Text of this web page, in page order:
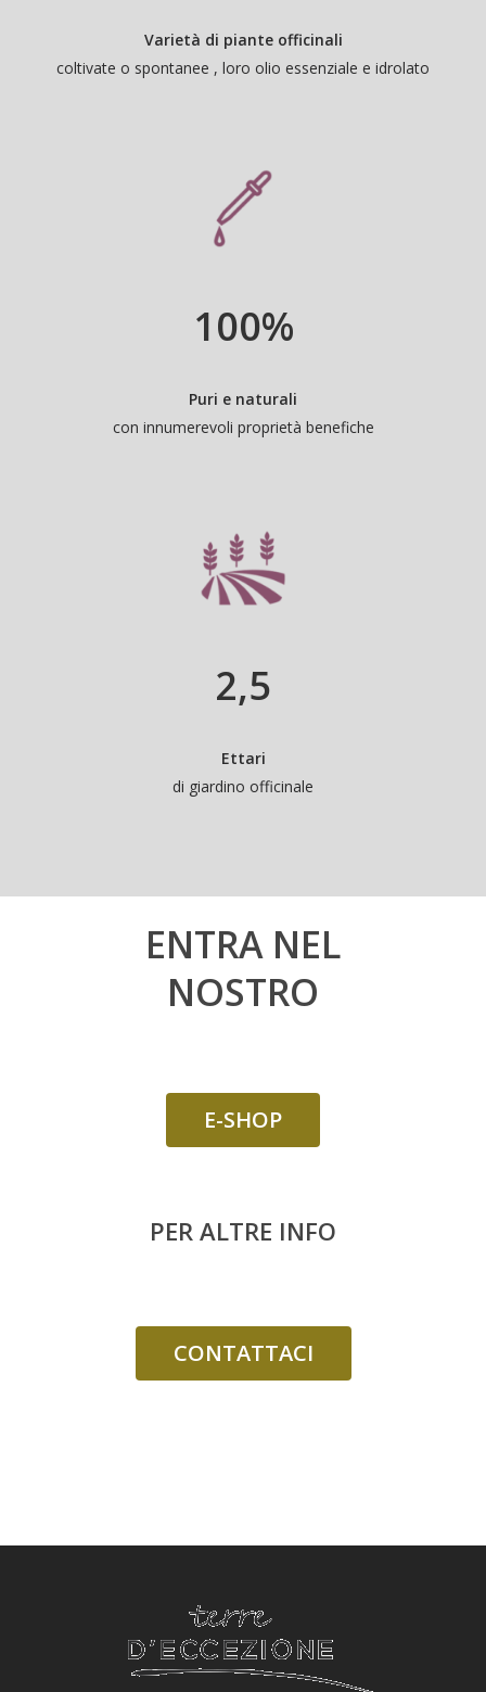
Varietà di piante officinali
coltivate o spontanee , loro olio essenziale e idrolato
100%
Puri e naturali
con innumerevoli proprietà benefiche
2,5
Ettari
di giardino officinale
ENTRA NEL
NOSTRO
E-SHOP
PER ALTRE INFO
CONTATTACI